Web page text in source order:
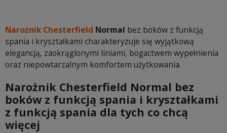
Narożnik Chesterfield Normal bez boków z funkcją
spania i kryształkami charakteryzuje się wyjątkową
elegancją, zaokrąglonymi liniami, bogactwem wypełnienia
oraz niepowtarzalnym komfortem użytkowania.
Narożnik Chesterfield Normal bez
boków z funkcją spania i kryształkami
z funkcją spania dla tych co chcą
więcej